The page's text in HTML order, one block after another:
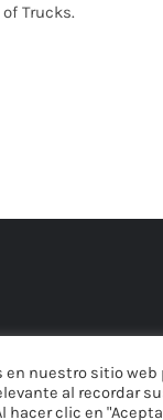
Trucks.
nuestro sitio web
al recordar
hacer clic en